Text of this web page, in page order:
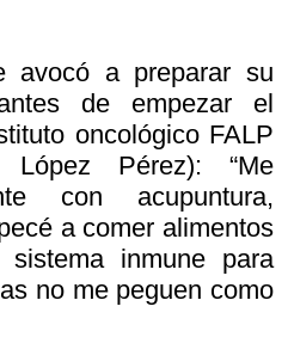
avocó a preparar su
de empezar el
oncológico FALP
López Pérez): “Me
con acupuntura,
a comer alimentos
inmune para
no me peguen como